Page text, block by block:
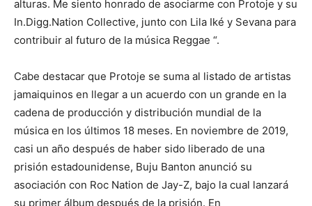
alturas. Me siento honrado de asociarme con Protoje y su
In.Digg.Nation Collective, junto con Lila Iké y Sevana para
contribuir al futuro de la música Reggae “.
Cabe destacar que Protoje se suma al listado de artistas
jamaiquinos en llegar a un acuerdo con un grande en la
cadena de producción y distribución mundial de la
música en los últimos 18 meses. En noviembre de 2019,
casi un año después de haber sido liberado de una
prisión estadounidense, Buju Banton anunció su
asociación con Roc Nation de Jay-Z, bajo la cual lanzará
su primer álbum después de la prisión. En